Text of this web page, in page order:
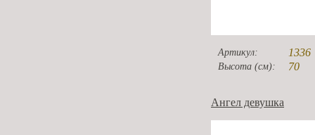
Артикул: 1336
Высота (см): 70
Ангел девушка